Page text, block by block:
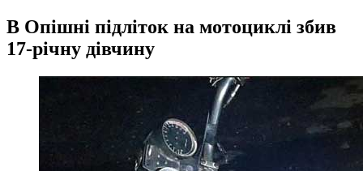
В Опішні підліток на мотоциклі збив
17-річну дівчину